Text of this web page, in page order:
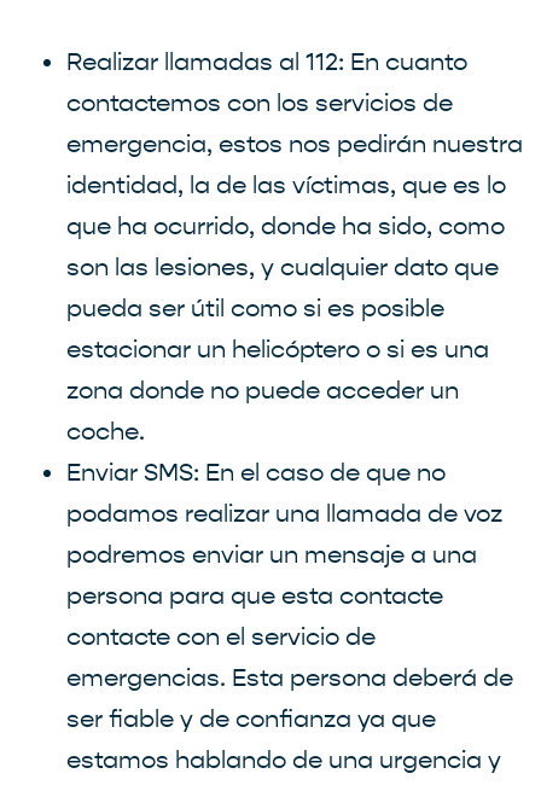
Realizar llamadas al 112: En cuanto
contactemos con los servicios de
emergencia, estos nos pedirán nuestra
identidad, la de las víctimas, que es lo
que ha ocurrido, donde ha sido, como
son las lesiones, y cualquier dato que
pueda ser útil como si es posible
estacionar un helicóptero o si es una
zona donde no puede acceder un
coche.
Enviar SMS: En el caso de que no
podamos realizar una llamada de voz
podremos enviar un mensaje a una
persona para que esta contacte
contacte con el servicio de
emergencias. Esta persona deberá de
ser fiable y de confianza ya que
estamos hablando de una urgencia y